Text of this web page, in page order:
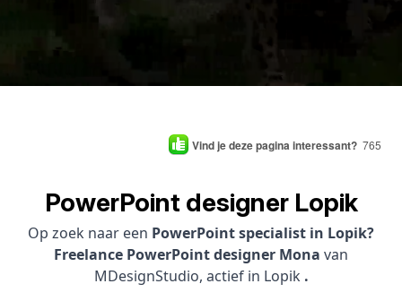
Vind je deze pagina interessant? 765
PowerPoint designer Lopik
Op zoek naar een PowerPoint specialist in Lopik?
Freelance PowerPoint designer Mona van
MDesignStudio, actief in Lopik .